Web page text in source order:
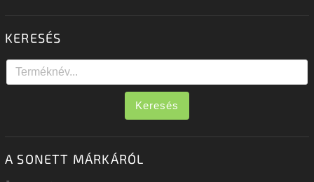
KERESÉS
Keresés
A SONETT MÁRKÁRÓL